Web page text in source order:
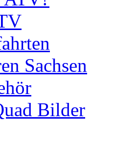
Sachsen
Bilder